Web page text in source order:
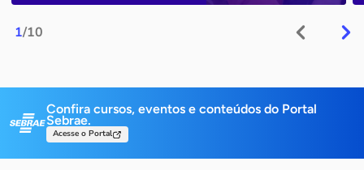
1/10
Confira cursos, eventos e conteúdos do Portal
Sebrae.
Acesse o Portal